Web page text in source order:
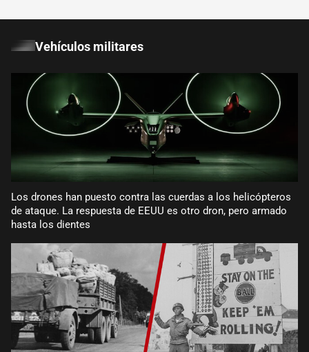
Vehículos militares
Los drones han puesto contra las cuerdas a los helicópteros
de ataque. La respuesta de EEUU es otro dron, pero armado
hasta los dientes